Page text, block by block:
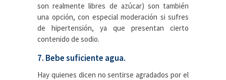
son realmente libres de azúcar) son también
una opción, con especial moderación si sufres
de hipertensión, ya que presentan cierto
contenido de sodio.
7. Bebe suficiente agua.
Hay quienes dicen no sentirse agradados por el